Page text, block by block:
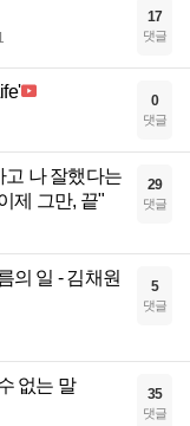
17
댓글
0
댓글
고 나 잘했다는
제 그만, 끝"
29
댓글
의 일 - 김채원
5
댓글
없는 말 35
댓글